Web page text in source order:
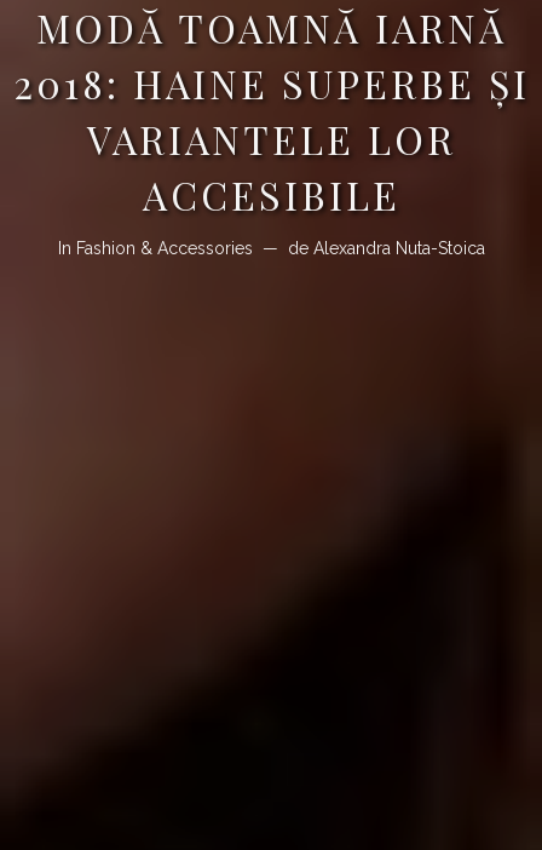
MODĂ TOAMNĂ IARNĂ
2018: HAINE SUPERBE ȘI
VARIANTELE LOR
ACCESIBILE
In Fashion & Accessories de Alexandra Nuta-Stoica